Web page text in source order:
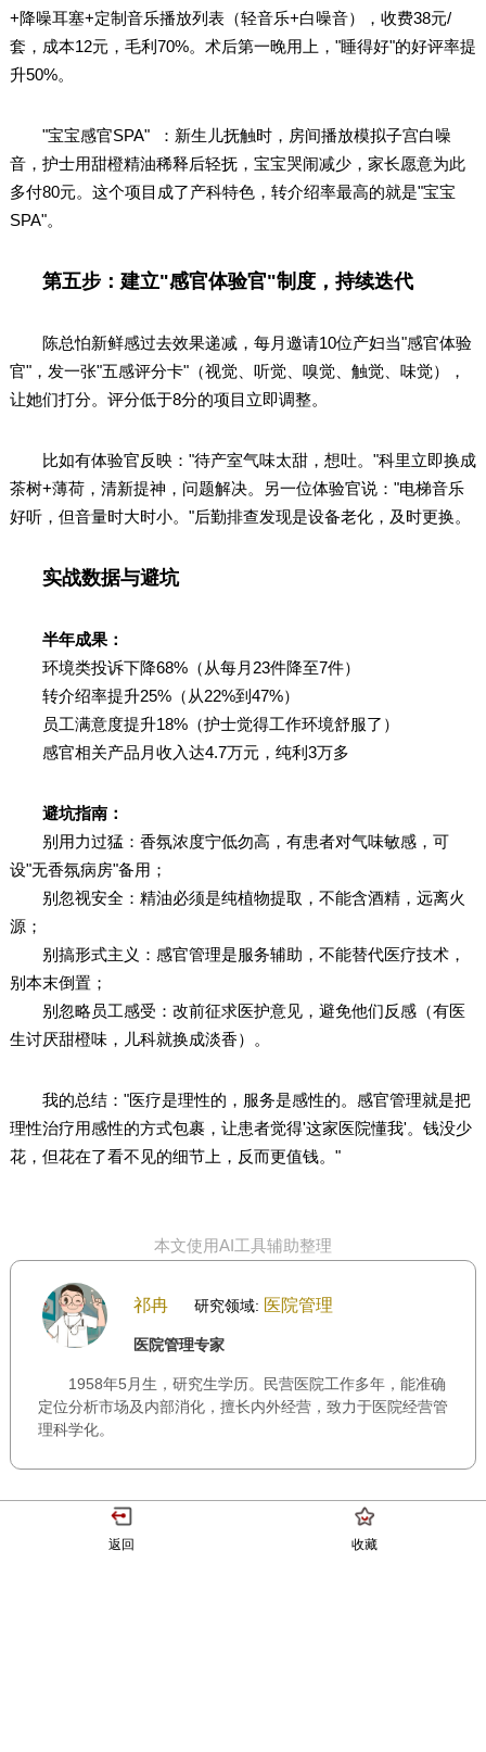
+降噪耳塞+定制音乐播放列表（轻音乐+白噪音），收费38元/
套，成本12元，毛利70%。术后第一晚用上，"睡得好"的好评率提
升50%。
"宝宝感官SPA" ：新生儿抚触时，房间播放模拟子宫白噪
音，护士用甜橙精油稀释后轻抚，宝宝哭闹减少，家长愿意为此
多付80元。这个项目成了产科特色，转介绍率最高的就是"宝宝
SPA"。
第五步：建立"感官体验官"制度，持续迭代
陈总怕新鲜感过去效果递减，每月邀请10位产妇当"感官体验
官"，发一张"五感评分卡"（视觉、听觉、嗅觉、触觉、味觉），
让她们打分。评分低于8分的项目立即调整。
比如有体验官反映："待产室气味太甜，想吐。"科里立即换成
茶树+薄荷，清新提神，问题解决。另一位体验官说："电梯音乐
好听，但音量时大时小。"后勤排查发现是设备老化，及时更换。
实战数据与避坑
半年成果：
环境类投诉下降68%（从每月23件降至7件）
转介绍率提升25%（从22%到47%）
员工满意度提升18%（护士觉得工作环境舒服了）
感官相关产品月收入达4.7万元，纯利3万多
避坑指南：
别用力过猛：香氛浓度宁低勿高，有患者对气味敏感，可
设"无香氛病房"备用；
别忽视安全：精油必须是纯植物提取，不能含酒精，远离火
源；
别搞形式主义：感官管理是服务辅助，不能替代医疗技术，
别本末倒置；
别忽略员工感受：改前征求医护意见，避免他们反感（有医
生讨厌甜橙味，儿科就换成淡香）。
我的总结："医疗是理性的，服务是感性的。感官管理就是把
理性治疗用感性的方式包裹，让患者觉得'这家医院懂我'。钱没少
花，但花在了看不见的细节上，反而更值钱。"
本文使用AI工具辅助整理
祁冉 研究领域: 医院管理
医院管理专家
1958年5月生，研究生学历。民营医院工作多年，能准确
定位分析市场及内部消化，擅长内外经营，致力于医院经营管
理科学化。
返回 收藏